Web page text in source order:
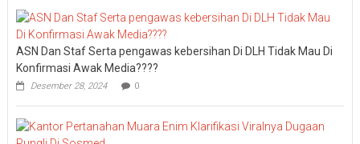
ASN Dan Staf Serta pengawas kebersihan Di DLH Tidak Mau Di
Konfirmasi Awak Media????
Desember 28, 2024 0